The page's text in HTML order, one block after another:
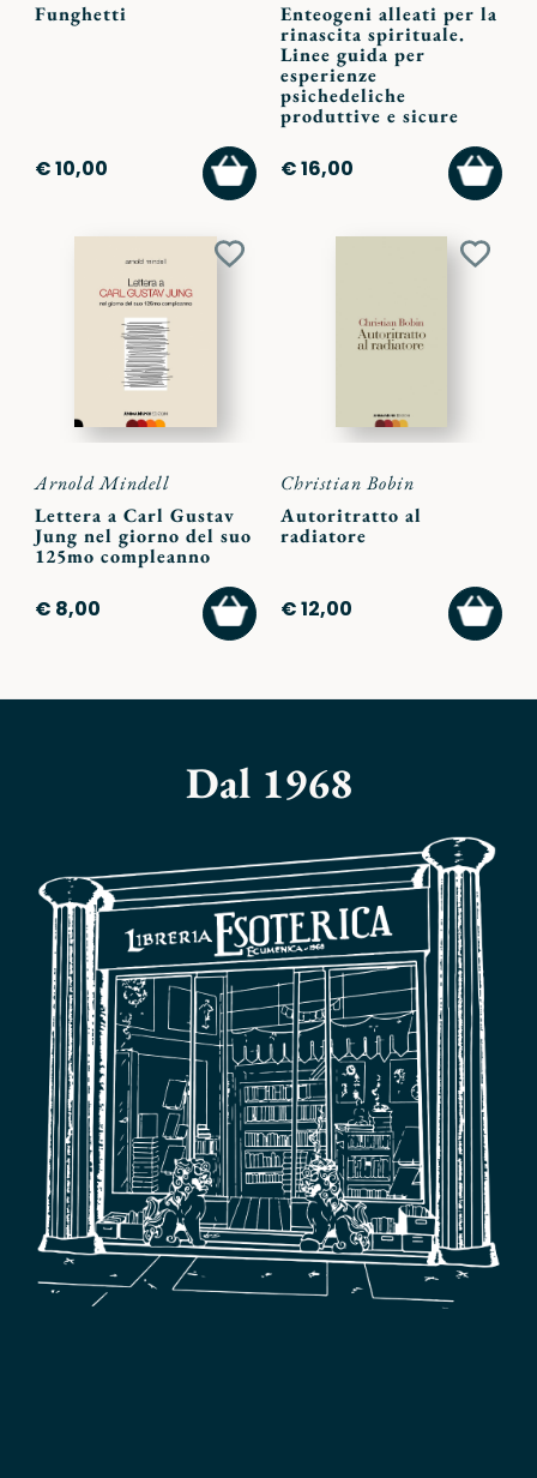
Funghetti
€ 10,00
AGGIUNGI
AL
CARRELLO
Enteogeni alleati per la
rinascita spirituale.
Linee guida per
esperienze
psichedeliche
produttive e sicure
€ 16,00
AL
Aggiungi
Arnold Mindell
Lettera a Carl Gustav
Jung nel giorno del suo
125mo compleanno
€ 8,00
AGGIUNGI
AL
CARRELLO
Christian Bobin
Autoritratto al
radiatore
€ 12,00
AL
Dal 1968